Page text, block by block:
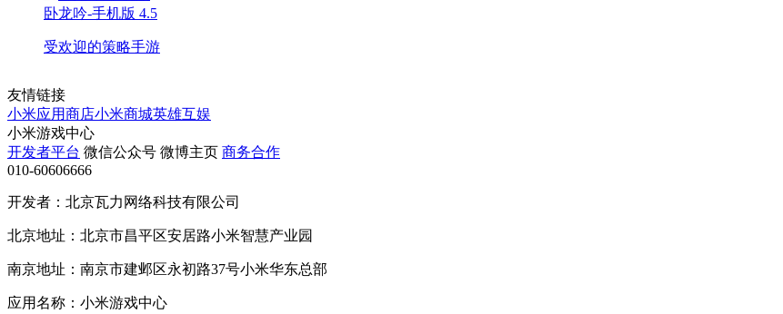
卧龙吟-手机版 4.5
受欢迎的策略手游
友情链接
小米应用商店小米商城英雄互娱
小米游戏中心
开发者平台 微信公众号 微博主页 商务合作
010-60606666
开发者：北京瓦力网络科技有限公司
北京地址：北京市昌平区安居路小米智慧产业园
南京地址：南京市建邺区永初路37号小米华东总部
应用名称：小米游戏中心